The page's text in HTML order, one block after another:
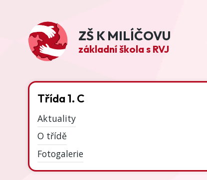
ZŠ K MILÍČOVU
základní škola s RVJ
Třída 1. C
Aktuality
O třídě
Fotogalerie